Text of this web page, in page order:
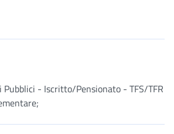
Pubblici - Iscritto/Pensionato - TFS/TFR